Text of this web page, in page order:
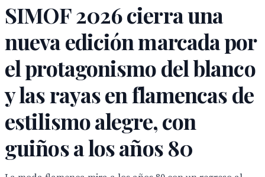
SIMOF 2026 cierra una
nueva edición marcada por
el protagonismo del blanco
y las rayas en flamencas de
estilismo alegre, con
guiños a los años 80